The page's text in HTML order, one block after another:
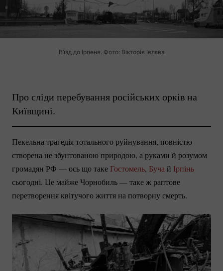
В’їзд до Ірпеня. Фото: Вікторія Івлєва
Про сліди перебування російських орків на
Київщині.
Пекельна трагедія тотального руйнування, повністю
створена не збунтованою природою, а руками й розумом
громадян РФ — ось що таке Гостомель, Бучай Ірпінь
сьогодні. Це майже Чорнобиль — таке ж раптове
перетворення квітучого життя на потворну смерть.